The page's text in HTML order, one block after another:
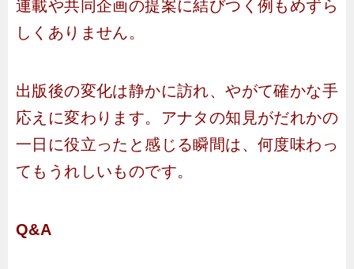
連載や共同企画の提案に結びつく例もめずら
しくありません。
出版後の変化は静かに訪れ、やがて確かな手
応えに変わります。アナタの知見がだれかの
一日に役立ったと感じる瞬間は、何度味わっ
てもうれしいものです。
Q&A